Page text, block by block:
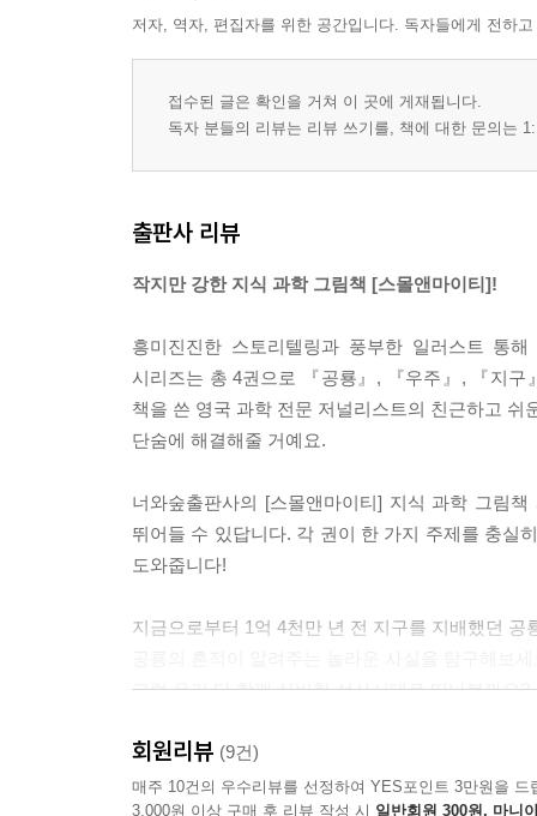
저자, 역자, 편집자를 위한 공간입니다. 독자들에게 전하
접수된 글은 확인을 거쳐 이 곳에 게재됩니다.
독자 분들의 리뷰는 리뷰 쓰기를, 책에 대한 문의는
출판사 리뷰
작지만 강한 지식 과학 그림책 [스몰앤마이티]!
흥미진진한 스토리텔링과 풍부한 일러스트 통
시리즈는 총 4권으로 『공룡』, 『우주』, 『지구
책을 쓴 영국 과학 전문 저널리스트의 친근하고
단숨에 해결해줄 거예요.
너와숲출판사의 [스몰앤마이티] 지식 과학 그림
뛰어들 수 있답니다. 각 권이 한 가지 주제를 충실
도와줍니다!
지금으로부터 1억 4천만 년 전 지구를 지배했던 공
그럼 우리 다 함께 신비한 선사시대로 떠나볼까요?
회원리뷰 (9건)
매주 10건의 우수리뷰를 선정하여 YES포인트 3만원을 드
3,000원 이상 구매 후 리뷰 작성 시 일반회원 300원, 마니